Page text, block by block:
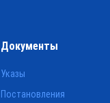
Документы
Указы
Постановления